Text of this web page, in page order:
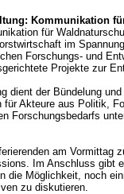
Kommunikation
für
im
Forschungs- und
Projekte zur
dient der Bündelung
für Akteure aus Politik,
Forschungsbedarfs
am Vormittag
Im Anschluss gibt
die Möglichkeit, noch
zu diskutieren.